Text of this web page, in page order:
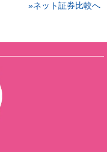
»ネット証券比較へ